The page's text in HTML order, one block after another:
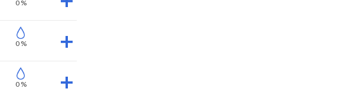
0 %
0 %
0 %